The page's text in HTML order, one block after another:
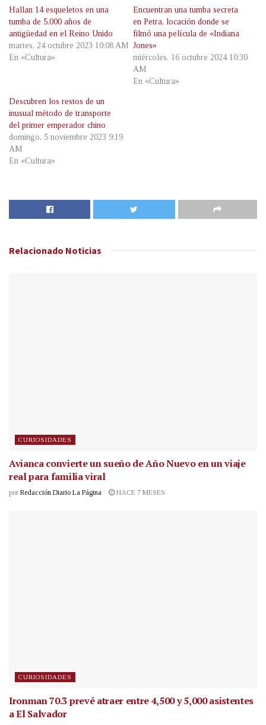
Hallan 14 esqueletos en una
tumba de 5.000 años de
antigüedad en el Reino Unido
martes, 24 octubre 2023 10:08 AM
En «Cultura»
Encuentran una tumba secreta
en Petra, locación donde se
filmó una película de «Indiana
Jones»
miércoles, 16 octubre 2024 10:30
AM
En «Cultura»
Descubren los restos de un
inusual método de transporte
del primer emperador chino
domingo, 5 noviembre 2023 9:19
AM
En «Cultura»
Relacionado Noticias
CURIOSIDADES
Avianca convierte un sueño de Año Nuevo en un viaje
real para familia viral
por Redacción Diario La Página HACE 7 MESES
CURIOSIDADES
Ironman 70.3 prevé atraer entre 4,500 y 5,000 asistentes
a El Salvador